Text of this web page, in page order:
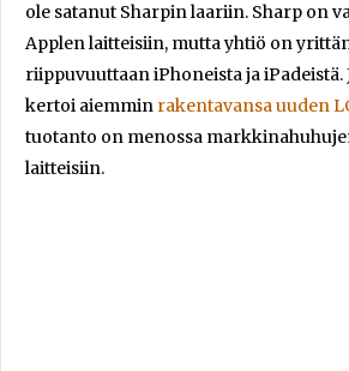
ole satanut Sharpin laariin. Sharp on
Applen laitteisiin, mutta yhtiö on
riippuvuuttaan iPhoneista ja iPadeistä.
kertoi aiemmin rakentavansa uuden
tuotanto on menossa
laitteisiin.